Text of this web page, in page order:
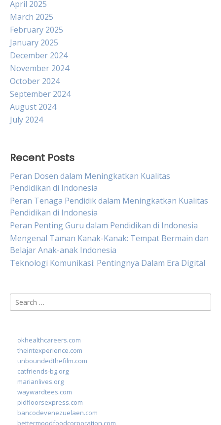
April 2025
March 2025
February 2025
January 2025
December 2024
November 2024
October 2024
September 2024
August 2024
July 2024
Recent Posts
Peran Dosen dalam Meningkatkan Kualitas
Pendidikan di Indonesia
Peran Tenaga Pendidik dalam Meningkatkan Kualitas
Pendidikan di Indonesia
Peran Penting Guru dalam Pendidikan di Indonesia
Mengenal Taman Kanak-Kanak: Tempat Bermain dan
Belajar Anak-anak Indonesia
Teknologi Komunikasi: Pentingnya Dalam Era Digital
Search
for:
okhealthcareers.com
theintexperience.com
unboundedthefilm.com
catfriends-bg.org
marianlives.org
waywardtees.com
pidfloorsexpress.com
bancodevenezuelaen.com
bettermoodfoodcorporation.com